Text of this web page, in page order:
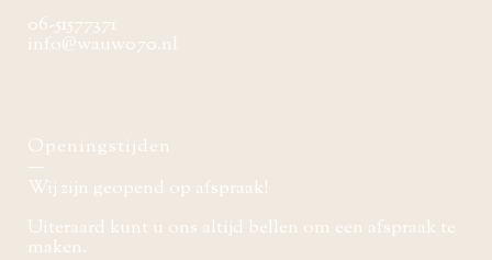
06-51577371
info@wauw070.nl
Openingstijden
Wij zijn geopend op afspraak!
Uiteraard kunt u ons altijd bellen om een afspraak te
maken.